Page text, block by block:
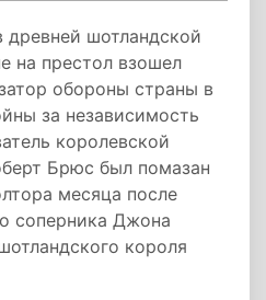
древней шотландской
на престол взошел
обороны страны в
за независимость
королевской
Брюс был помазан
месяца после
соперника Джона
короля